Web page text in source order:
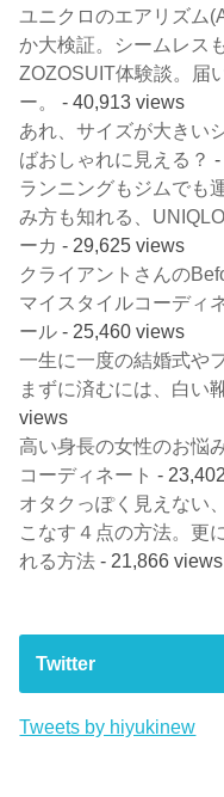
ユニクロのエアリズム
か大検証。シームレス
ZOZOSUIT体験談。届
ー。
- 40,913 views
あれ、サイズが大きい
ばおしゃれに見える？
ランニングもジムでも
み方も知れる、
ーカ - 29,625 views
クライアントさんの
マイスタイルコーディ
ール - 25,460 views
一生に一度の結婚式や
まずに済むには、白い
views
高い身長の女性のお悩
コーディネート -
オタクっぽく見えない
こなす４点の方法。更
れる方法 - 21,866 views
Twitter
Tweets by hiyukinew